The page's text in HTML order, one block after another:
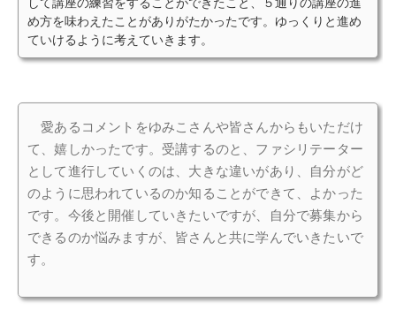
め方を味わえたことがありがたかったです。ゆっくりと進め
ていけるように考えていきます。
愛あるコメントをゆみこさんや皆さんからもいただけ
て、嬉しかったです。受講するのと、ファシリテーター
として進行していくのは、大きな違いがあり、自分がど
のように思われているのか知ることができて、よかった
です。今後と開催していきたいですが、自分で募集から
できるのか悩みますが、皆さんと共に学んでいきたいで
す。